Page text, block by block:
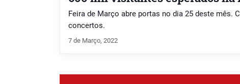
Feira de Março abre portas no dia 25 deste mês.
concertos.
7 de Março, 2022